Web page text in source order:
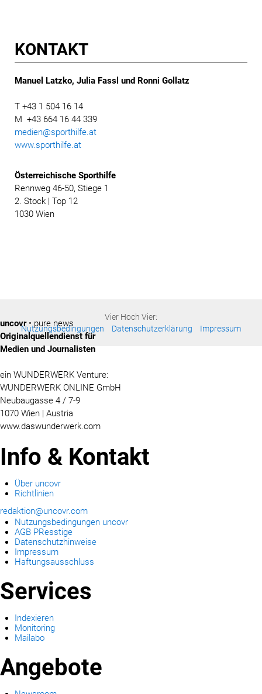
KONTAKT
Manuel Latzko, Julia Fassl und Ronni Gollatz
T +43 1 504 16 14
M +43 664 16 44 339
medien@sporthilfe.at
www.sporthilfe.at
Österreichische Sporthilfe
Rennweg 46-50, Stiege 1
2. Stock | Top 12
1030 Wien
Vier Hoch Vier:
Nutzungsbedingungen
Datenschutzerklärung Impressum
uncovr• pure news
Originalquellendienst für
Medien und Journalisten
ein WUNDERWERK Venture:
WUNDERWERK ONLINE GmbH
Neubaugasse 4 / 7-9
1070 Wien | Austria
www.daswunderwerk.com
Info & Kontakt
Über uncovr
Richtlinien
redaktion@uncovr.com
Nutzungsbedingungen uncovr
AGB PResstige
Datenschutzhinweise
Impressum
Haftungsausschluss
Services
Indexieren
Monitoring
Mailabo
Angebote